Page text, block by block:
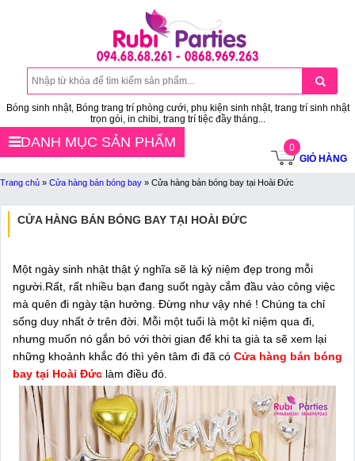
Bóng sinh nhật, Bóng trang trí phòng cưới, phụ kiện sinh nhật, trang trí sinh nhật
trọn gói, in chibi, trang trí tiệc đầy tháng...
0
GIỎ HÀNG
DANH MỤC SẢN PHẨM
Trang chủ » Cửa hàng bán bóng bay » Cửa hàng bán bóng bay tại Hoài Đức
CỬA HÀNG BÁN BÓNG BAY TẠI HOÀI ĐỨC
Một ngày sinh nhật thật ý nghĩa sẽ là kỷ niệm đẹp trong mỗi
người.Rất, rất nhiều bạn đang suốt ngày cắm đầu vào công việc
mà quên đi ngày tận hưởng. Đừng như vậy nhé ! Chúng ta chỉ
sống duy nhất ở trên đời. Mỗi một tuổi là một kỉ niệm qua đi,
nhưng muốn nó gắn bó với thời gian để khi ta già ta sẽ xem lại
những khoảnh khắc đó thì yên tâm đi đã có Cửa hàng bán bóng
bay tại Hoài Đức làm điều đó.